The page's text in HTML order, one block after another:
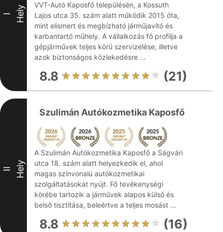
I Hely
VVT-Autó Kaposfő településén, a Kossuth
Lajos utca 35. szám alatt működik 2015 óta,
mint elismert és megbízható járműjavító és
karbantartó műhely. A vállalkozás fő profilja a
gépjárművek teljes körű szervizelése, illetve
azok biztonságos közlekedésre ...
8.8 (21)
II Hely
Szulimán Autókozmetika Kaposfő
A Szulimán Autókozmetika Kaposfő a Ságvári
utca 18. szám alatt helyezkedik el, ahol
magas színvonalú autókozmetikai
szolgáltatásokat nyújt. Fő tevékenységi
körébe tartozik a járművek alapos külső és
belső tisztítása, beleértve a teljes mosást ...
8.8 (16)